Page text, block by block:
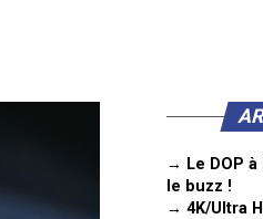
→ Le DOP
le buzz !
→ 4K/Ultra